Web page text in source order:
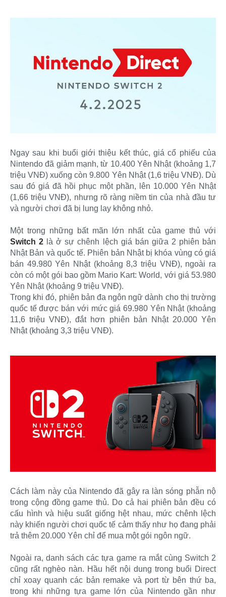
Ngay sau khi buổi giới thiệu kết thúc, giá cổ phiếu của
Nintendo đã giảm mạnh, từ 10.400 Yên Nhật (khoảng 1,7
triệu VNĐ) xuống còn 9.800 Yên Nhật (1,6 triệu VNĐ). Dù
sau đó giá đã hồi phục một phần, lên 10.000 Yên Nhật
(1,66 triệu VNĐ), nhưng rõ ràng niềm tin của nhà đầu tư
và người chơi đã bị lung lay không nhỏ.
Một trong những bất mãn lớn nhất của game thủ với
Switch 2 là ở sự chênh lệch giá bán giữa 2 phiên bản
Nhật Bản và quốc tế. Phiên bản Nhật bị khóa vùng có giá
bán 49.980 Yên Nhật (khoảng 8,3 triệu VNĐ), ngoài ra
còn có một gói bao gồm Mario Kart: World, với giá 53.980
Yên Nhật (khoảng 9 triệu VNĐ).
Trong khi đó, phiên bản đa ngôn ngữ dành cho thị trường
quốc tế được bán với mức giá 69.980 Yên Nhật (khoảng
11,6 triệu VNĐ), đắt hơn phiên bản Nhật 20.000 Yên
Nhật (khoảng 3,3 triệu VNĐ).
Cách làm này của Nintendo đã gây ra làn sóng phẫn nộ
trong cộng đồng game thủ. Do cả hai phiên bản đều có
cấu hình và hiệu suất giống hệt nhau, mức chênh lệch
này khiến người chơi quốc tế cảm thấy như họ đang phải
trả thêm 20.000 Yên chỉ để mua một gói ngôn ngữ.
Ngoài ra, danh sách các tựa game ra mắt cùng Switch 2
cũng rất nghèo nàn. Hầu hết nội dung trong buổi Direct
chỉ xoay quanh các bản remake và port từ bên thứ ba,
trong khi những tựa game lớn của Nintendo gần như